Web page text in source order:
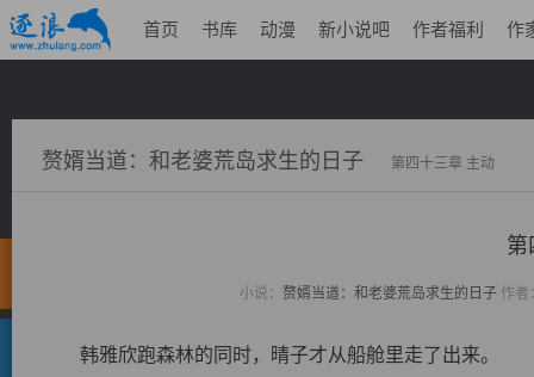
首页 书库 动漫 新小说吧 作者福利 作
赘婿当道：和老婆荒岛求生的日子 第四十三章 主动
第
小说： 赘婿当道：和老婆荒岛求生的日子作者
韩雅欣跑森林的同时，晴子才从船舱里走了出来。